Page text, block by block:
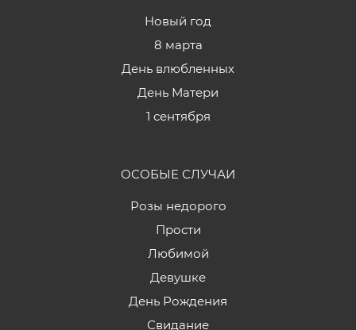
Новый год
8 марта
День влюбленных
День Матери
1 сентября
ОСОБЫЕ СЛУЧАИ
Розы недорого
Прости
Любимой
Девушке
День Рождения
Свидание